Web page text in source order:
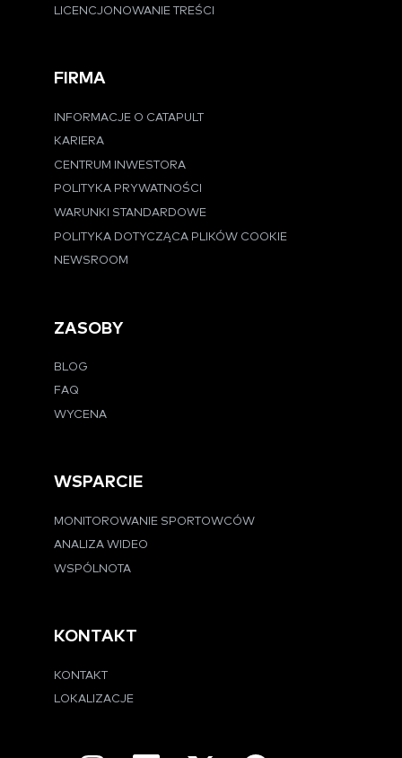
LICENCJONOWANIE TREŚCI
FIRMA
INFORMACJE O CATAPULT
KARIERA
CENTRUM INWESTORA
POLITYKA PRYWATNOŚCI
WARUNKI STANDARDOWE
POLITYKA DOTYCZĄCA PLIKÓW COOKIE
NEWSROOM
ZASOBY
BLOG
FAQ
WYCENA
WSPARCIE
MONITOROWANIE SPORTOWCÓW
ANALIZA WIDEO
WSPÓLNOTA
KONTAKT
KONTAKT
LOKALIZACJE